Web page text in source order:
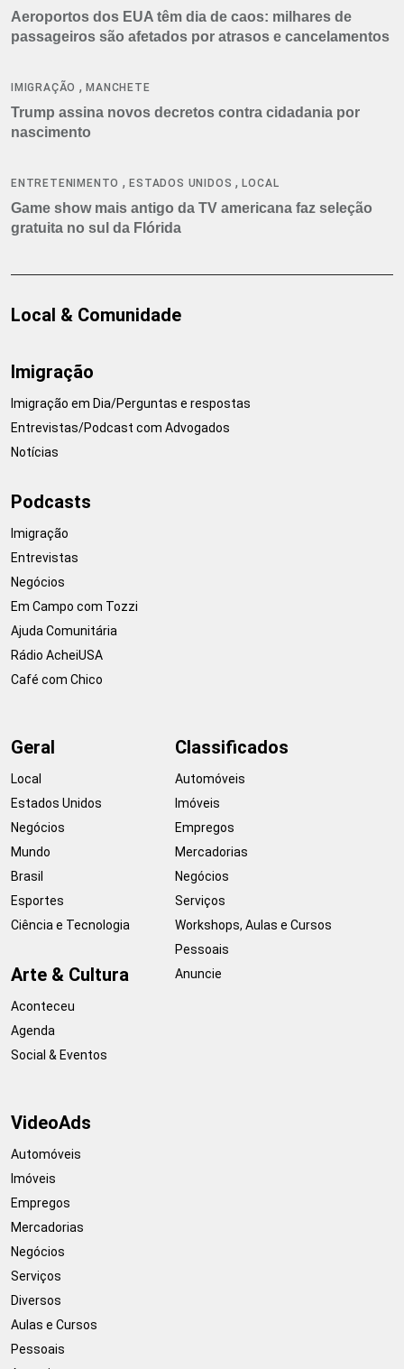
Aeroportos dos EUA têm dia de caos: milhares de
passageiros são afetados por atrasos e cancelamentos
IMIGRAÇÃO ,MANCHETE
Trump assina novos decretos contra cidadania por
nascimento
ENTRETENIMENTO ,ESTADOS UNIDOS ,LOCAL
Game show mais antigo da TV americana faz seleção
gratuita no sul da Flórida
Local & Comunidade
Imigração
Imigração em Dia/Perguntas e respostas
Entrevistas/Podcast com Advogados
Notícias
Podcasts
Imigração
Entrevistas
Negócios
Em Campo com Tozzi
Ajuda Comunitária
Rádio AcheiUSA
Café com Chico
Geral
Local
Estados Unidos
Negócios
Mundo
Brasil
Esportes
Ciência e Tecnologia
Arte & Cultura
Aconteceu
Agenda
Social & Eventos
Classificados
Automóveis
Imóveis
Empregos
Mercadorias
Negócios
Serviços
Workshops, Aulas e Cursos
Pessoais
Anuncie
VideoAds
Automóveis
Imóveis
Empregos
Mercadorias
Negócios
Serviços
Diversos
Aulas e Cursos
Pessoais